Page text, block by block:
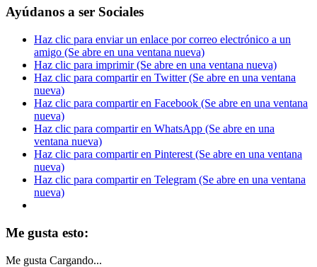
Ayúdanos a ser Sociales
Haz clic para enviar un enlace por correo electrónico a un
amigo (Se abre en una ventana nueva)
Haz clic para imprimir (Se abre en una ventana nueva)
Haz clic para compartir en Twitter (Se abre en una ventana
nueva)
Haz clic para compartir en Facebook (Se abre en una ventana
nueva)
Haz clic para compartir en WhatsApp (Se abre en una
ventana nueva)
Haz clic para compartir en Pinterest (Se abre en una ventana
nueva)
Haz clic para compartir en Telegram (Se abre en una ventana
nueva)
Me gusta esto:
Me gusta Cargando...